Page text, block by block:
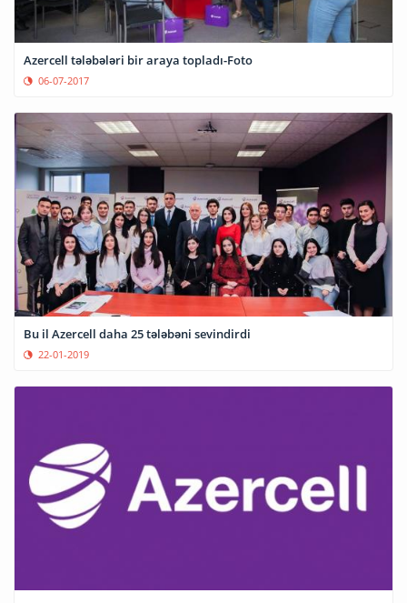
Azercell tələbələri bir araya topladı-Foto
06-07-2017
Bu il Azercell daha 25 tələbəni sevindirdi
22-01-2019